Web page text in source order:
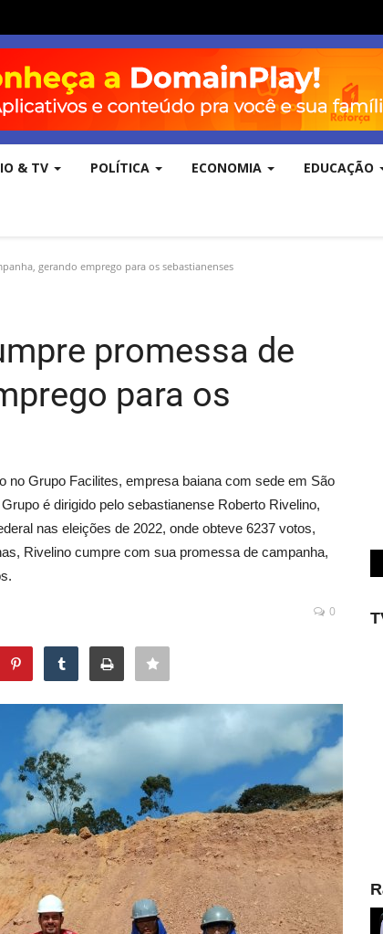
& TV POLÍTICA ECONOMIA EDUCAÇÃO
gerando emprego para os sebastianenses
promessa de
para os
no Grupo Facilites, empresa baiana com sede em São
é dirigido pelo sebastianense Roberto Rivelino,
nas eleições de 2022, onde obteve 6237 votos,
Rivelino cumpre com sua promessa de campanha,
0